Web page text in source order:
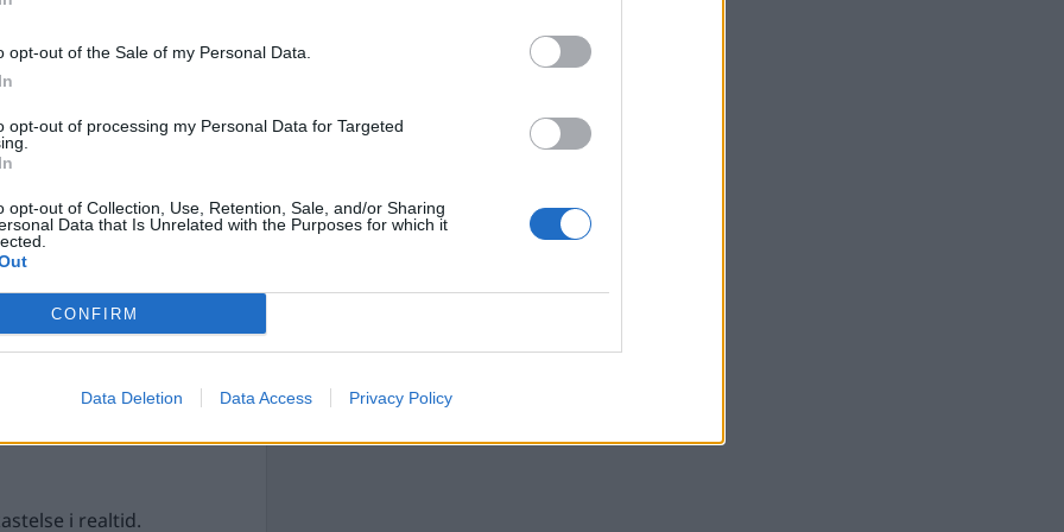
opt-out of the Sale of my Personal Data.
opt-out of processing my Personal Data for Targeted
opt-out of Collection, Use, Retention, Sale, and/or Sharing
Data that Is Unrelated with the Purposes for which it
CONFIRM
Data Deletion Data Access Privacy Policy
klack, låtsas att
att själva
självklar.
inför öppen ridå.
fram nya gränser
Då
militärbudgetar – och
på.
i realtid.
Varför skyddar grundlagen demokratin
2026-08-07
Nyhetsplock fredag 7 augusti 2026
2026-08-07
Döda pensionärer är ett billigt pris för
2026-08-06